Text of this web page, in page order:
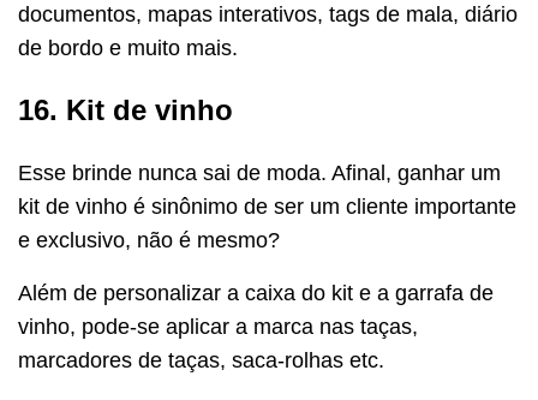
documentos, mapas interativos, tags de mala, diário
de bordo e muito mais.
16. Kit de vinho
Esse brinde nunca sai de moda. Afinal, ganhar um
kit de vinho é sinônimo de ser um cliente importante
e exclusivo, não é mesmo?
Além de personalizar a caixa do kit e a garrafa de
vinho, pode-se aplicar a marca nas taças,
marcadores de taças, saca-rolhas etc.